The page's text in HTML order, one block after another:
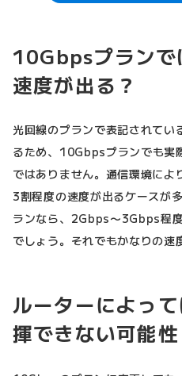
10Gbpsプランで
速度が出る？
光回線のプランで表記されてい
るため、10Gbpsプランでも
ではありません。通信環境に
3割程度の速度が出るケースが
ランなら、2Gbps〜3Gbps程
でしょう。それでもかなりの速
ルーターによっ
揮できない可能性